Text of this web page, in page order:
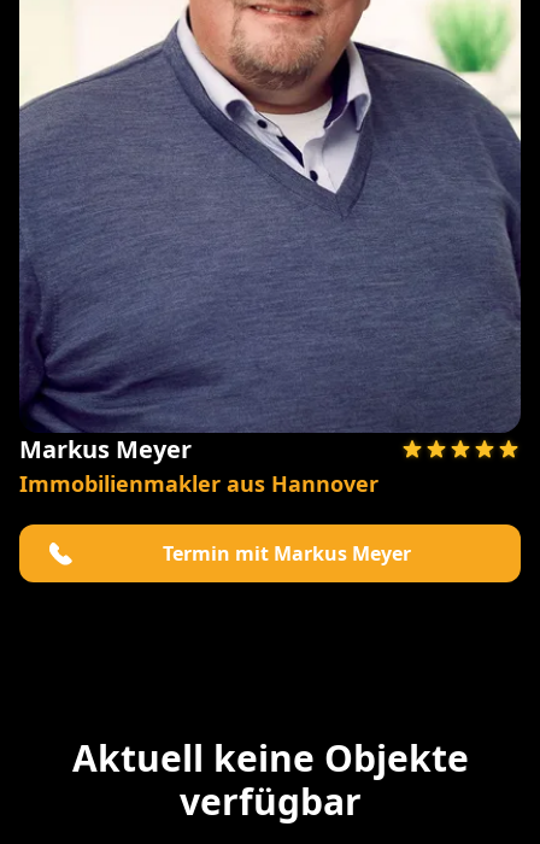
Markus Meyer
Immobilienmakler aus Hannover
Termin mit Markus Meyer
Aktuell keine Objekte
verfügbar